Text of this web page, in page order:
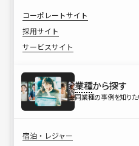
コーポレートサイト
採用サイト
サービスサイト
業種から探す
同業種の事例を知り
宿泊・レジャー